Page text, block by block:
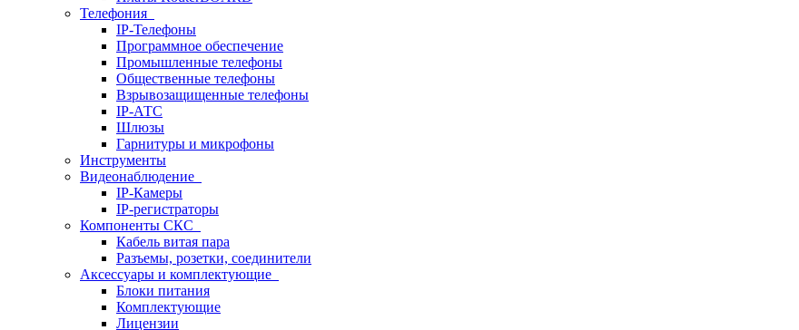
Телефония
IP-Телефоны
Программное обеспечение
Промышленные телефоны
Общественные телефоны
Взрывозащищенные телефоны
IP-АТС
Шлюзы
Гарнитуры и микрофоны
Инструменты
Видеонаблюдение
IP-Камеры
IP-регистраторы
Компоненты СКС
Кабель витая пара
Разъемы, розетки, соединители
Аксессуары и комплектующие
Блоки питания
Комплектующие
Лицензии